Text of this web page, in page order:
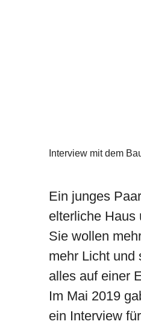
Interview mit dem
Ein junges
elterliche Haus
Sie wollen
mehr Licht und
alles auf einer
Im Mai 2019
ein Interview